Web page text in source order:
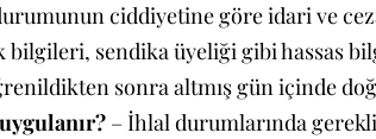
ciddiyetine göre idari ve
bilgileri, sendika üyeliği gibi hassas
sonra altmış gün içinde
– İhlal durumlarında